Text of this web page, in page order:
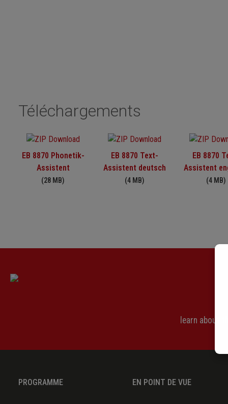
Téléchargements
EB 8870 Phonetik-
Assistent
(28 MB)
EB 8870 Text-
Assistent deutsch
(4 MB)
EB 8870
Assistent
(4 MB)
learn about
PROGRAMME EN POINT DE VUE